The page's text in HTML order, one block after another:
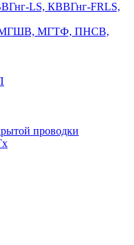
LS, КВВГнг-FRLS,
МГТФ, ПНСВ,
проводки